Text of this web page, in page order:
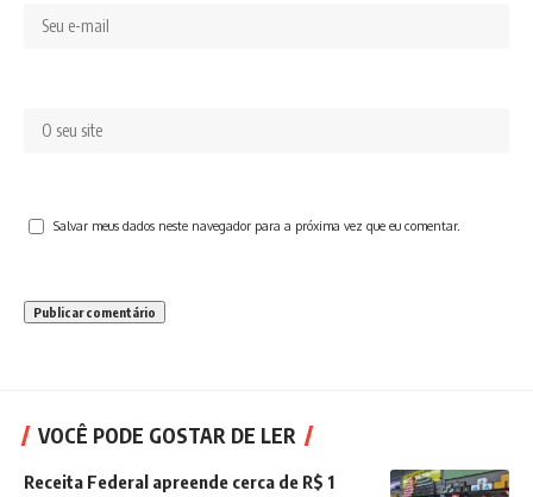
Salvar meus dados neste navegador para a próxima vez que eu comentar.
VOCÊ PODE GOSTAR DE LER
Receita Federal apreende cerca de R$ 1